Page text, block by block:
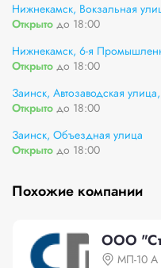
Нижнекамск, Вокзальная
Открыто до 18:00
Нижнекамск, 6-я
Открыто до 18:00
Заинск, Автозаводская
Открыто до 18:00
Заинск, Объездная улица
Открыто до 18:00
Похожие компании
ООО
МП-10 А